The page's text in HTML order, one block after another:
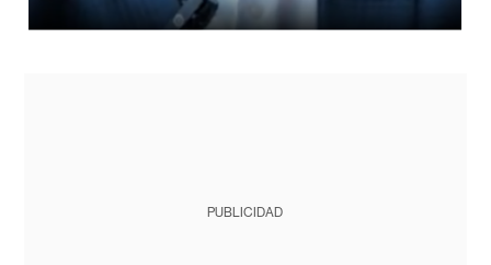
PUBLICIDAD